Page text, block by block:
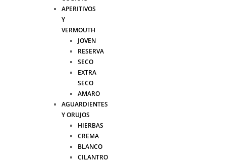
APERITIVOS
Y
VERMOUTH
JOVEN
RESERVA
SECO
EXTRA
SECO
AMARO
AGUARDIENTES
Y ORUJOS
HIERBAS
CREMA
BLANCO
CILANTRO